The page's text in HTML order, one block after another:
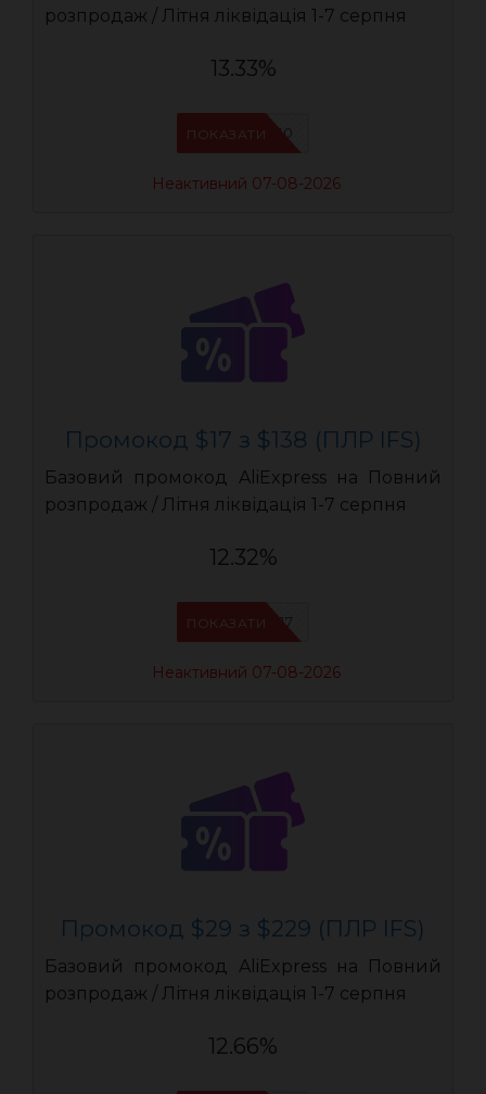
розпродаж / Літня ліквідація 1-7 серпня
13.33%
IFSCDUA10
ПОКАЗАТИ
Неактивний 07-08-2026
Промокод $17 з $138 (ПЛР IFS)
Базовий промокод AliExpress на Повний
розпродаж / Літня ліквідація 1-7 серпня
12.32%
IFSCDUA17
ПОКАЗАТИ
Неактивний 07-08-2026
Промокод $29 з $229 (ПЛР IFS)
Базовий промокод AliExpress на Повний
розпродаж / Літня ліквідація 1-7 серпня
12.66%